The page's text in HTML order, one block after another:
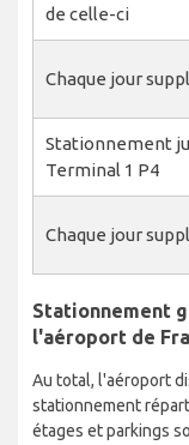
de celle-ci
Chaque jour
Stationnement
Terminal 1 P4
Chaque jour
Stationnement
l'aéroport de
Au total, l'aéroport
stationnement
étages et parkings